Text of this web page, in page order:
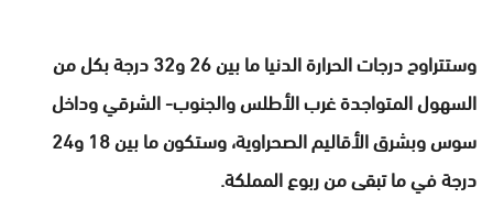
وستتراوح درجات الحرارة الدنيا ما بين 26 و32 درجة بكل من
السهول المتواجدة غرب الأطلس والجنوب- الشرقي وداخل
سوس وبشرق الأقاليم الصحراوية، وستكون ما بين 18 و24
درجة في ما تبقى من ربوع المملكة.